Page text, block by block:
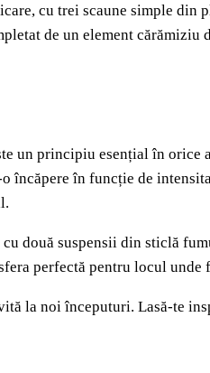
cu trei scaune simple din
de un element cărămiziu
un principiu esențial în
încăpere în funcție de
două suspensii din sticlă
perfectă pentru locul unde
la noi începuturi. Lasă-te